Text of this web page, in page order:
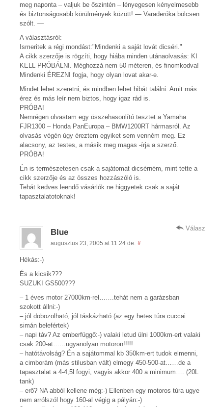
meg naponta – valjuk be őszintén – lényegesen kényelmesebb
és biztonságosabb körülmények között! — Varaderóka bölcsen
szólt. —
A választásról:
Ismeritek a régi mondást:"Mindenki a saját lovát dicséri."
A cikk szerzője is rögzíti, hogy hiába minden utánaolvasás: KI
KELL PRÓBÁLNI. Méghozzá nem 50 méteren, és finomkodva!
Mindenki ÉREZNI fogja, hogy olyan lovat akar-e.
Mindet lehet szeretni, és mindben lehet hibát találni. Amit más
érez és más leír nem biztos, hogy igaz rád is.
PRÓBA!
Nemrégen olvastam egy összehasonlító tesztet a Yamaha
FJR1300 – Honda PanEuropa – BMW1200RT hármasról. Az
olvasás végén úgy éreztem egyiket sem venném meg. Ez
alacsony, az testes, a másik meg magas -írja a szerző.
PRÓBA!
Én is természetesen csak a sajátomat dicsérném, mint tette a
cikk szerzője és az összes hozzászóló is.
Tehát kedves leendő vásárlók ne higgyetek csak a saját
tapasztalatotoknak!
Blue
augusztus 23, 2005 at 11:24 de. #
Hékás:-)
És a kicsik???
SUZUKI GS500???
– 1 éves motor 27000km-rel…….tehát nem a garázsban
szokott állni:-)
– jól dobozolható, jól táskázható (az egy hetes túra cuccai
simán belefértek)
– napi táv? Az emberfüggő:-) valaki letud ülni 1000km-ert valaki
csak 200-at……ugyanolyan motoron!!!!!
– hatótávolság? Én a sajátommal kb 350km-ert tudok elmenni,
a cimborám (más stilusban vált) elmegy 450-500-at……de a
tapasztalat a 4-4,5l fogyi, vagyis akkor 400 a minimum…. (20L
tank)
– erő? NA abból kellene még:-) Ellenben egy motoros túra ugye
nem arrólszól hogy 160-al végig a pályán:-)
Válasz